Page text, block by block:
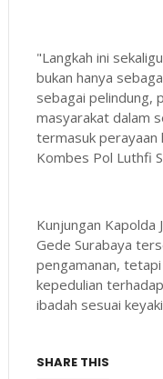
"Langkah ini
bukan hanya
sebagai pelindung,
masyarakat dalam
termasuk perayaan
Kombes Pol Luthfi
Kunjungan Kapolda
Gede Surabaya
pengamanan,
kepedulian
ibadah sesuai
SHARE THIS